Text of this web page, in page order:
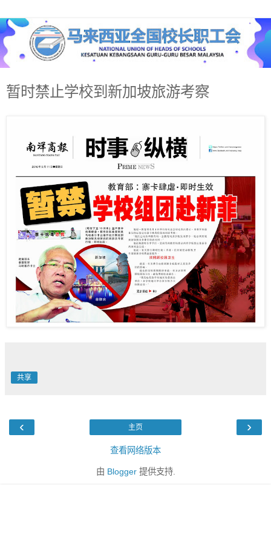
暂时禁止学校到新加坡旅游考察
共享
‹ ›
主页
查看网络版本
由 Blogger提供支持.